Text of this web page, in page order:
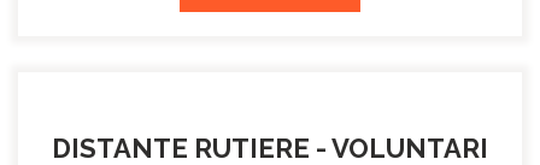
DISTANTE RUTIERE - VOLUNTARI